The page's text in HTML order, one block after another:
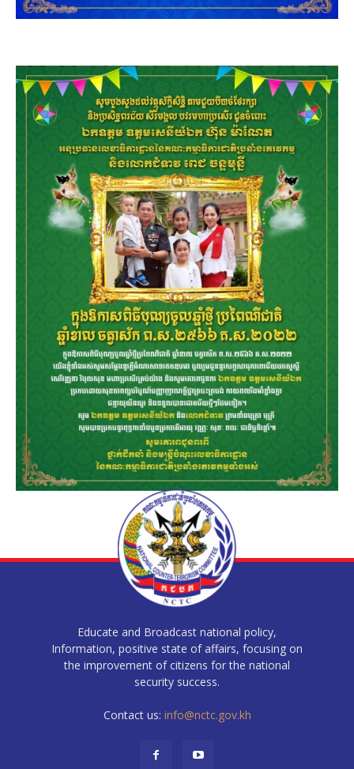
Educate and Broadcast national policy,
Information, positive state of affairs, focusing on
the improvement of citizens for the national
security success.
Contact us: info@nctc.gov.kh